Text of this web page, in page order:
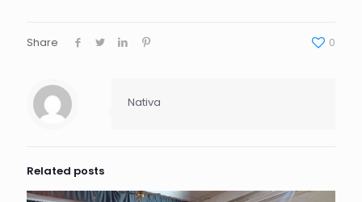
Share 0
Nativa
Related posts